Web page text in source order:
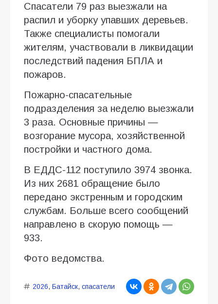
Спасатели 79 раз выезжали на
распил и уборку упавших деревьев.
Также специалисты помогали
жителям, участвовали в ликвидации
последствий падения БПЛА и
пожаров.
Пожарно-спасательные
подразделения за неделю выезжали
3 раза. Основные причины —
возгорание мусора, хозяйственной
постройки и частного дома.
В ЕДДС-112 поступило 3974 звонка.
Из них 2681 обращение было
передано экстренным и городским
службам. Больше всего сообщений
направлено в скорую помощь —
933.
Фото ведомства.
2026, Батайск, спасатели